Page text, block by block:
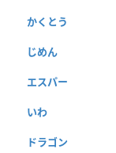
かくとう
じめん
エスパー
いわ
ドラゴン